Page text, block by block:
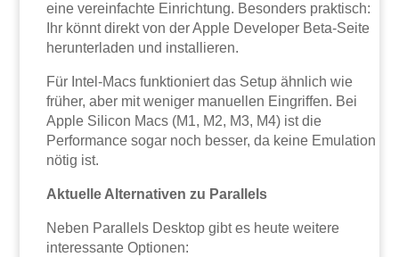
eine vereinfachte Einrichtung. Besonders praktisch:
Ihr könnt direkt von der Apple Developer Beta-Seite
herunterladen und installieren.
Für Intel-Macs funktioniert das Setup ähnlich wie
früher, aber mit weniger manuellen Eingriffen. Bei
Apple Silicon Macs (M1, M2, M3, M4) ist die
Performance sogar noch besser, da keine Emulation
nötig ist.
Aktuelle Alternativen zu Parallels
Neben Parallels Desktop gibt es heute weitere
interessante Optionen: